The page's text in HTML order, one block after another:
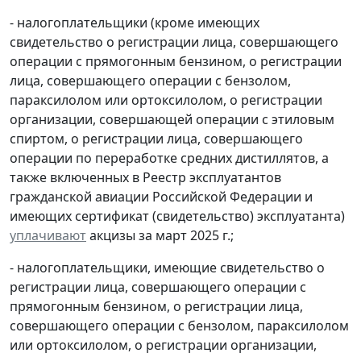
- налогоплательщики (кроме имеющих
свидетельство о регистрации лица, совершающего
операции с прямогонным бензином, о регистрации
лица, совершающего операции с бензолом,
параксилолом или ортоксилолом, о регистрации
организации, совершающей операции с этиловым
спиртом, о регистрации лица, совершающего
операции по переработке средних дистиллятов, а
также включенных в Реестр эксплуатантов
гражданской авиации Российской Федерации и
имеющих сертификат (свидетельство) эксплуатанта)
уплачиваютакцизы за март 2025 г.;
- налогоплательщики, имеющие свидетельство о
регистрации лица, совершающего операции с
прямогонным бензином, о регистрации лица,
совершающего операции с бензолом, параксилолом
или ортоксилолом, о регистрации организации,